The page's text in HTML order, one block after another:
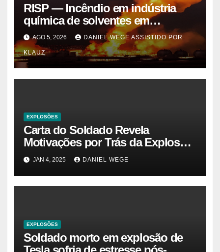
RISP — Incêndio em indústria
química de solventes em
Itaquaquecetuba/SP
(UNIQUIMA/Quema)
AGO 5, 2026 DANIEL WEGE ASSISTIDO POR
KLAUZ
EXPLOSÕES
Carta do Soldado Revela
Motivações por Trás da Explosão
do Cybertruck em Las Vegas –
Gazeta Brasil
JAN 4, 2025 DANIEL WEGE
EXPLOSÕES
Soldado morto em explosão de